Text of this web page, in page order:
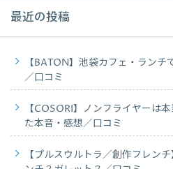
最近の投稿
【BATON】池袋カフェ・ラン
／口コミ
【COSORI】ノンフライヤーは
た本音・感想／口コミ
【プルスウルトラ／創作フレン